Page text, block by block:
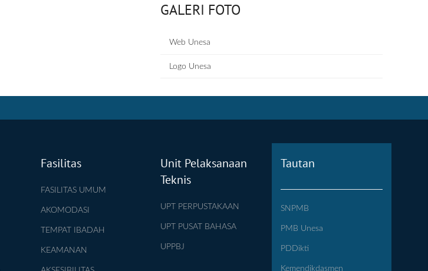
GALERI FOTO
Web Unesa
Logo Unesa
Fasilitas
FASILITAS UMUM
AKOMODASI
TEMPAT IBADAH
KEAMANAN
Unit Pelaksanaan
Teknis
UPT PERPUSTAKAAN
UPT PUSAT BAHASA
UPPBJ
Tautan
SNPMB
PMB Unesa
PDDikti
Kemendikdasmen